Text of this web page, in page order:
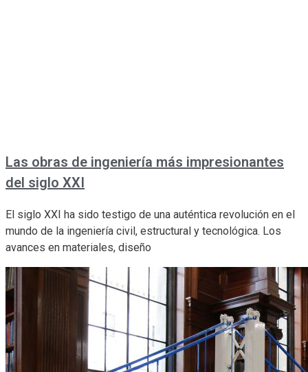
Las obras de ingeniería más impresionantes
del siglo XXI
El siglo XXI ha sido testigo de una auténtica revolución en el
mundo de la ingeniería civil, estructural y tecnológica. Los
avances en materiales, diseño